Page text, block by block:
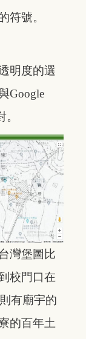
符號。
明度的選
Google
灣堡圖比
校門口在
有廟宇的
的百年土